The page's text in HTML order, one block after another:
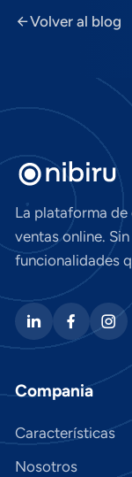
Volver al blog
La plataforma
ventas online.
funcionalidades
Compania
Características
Nosotros